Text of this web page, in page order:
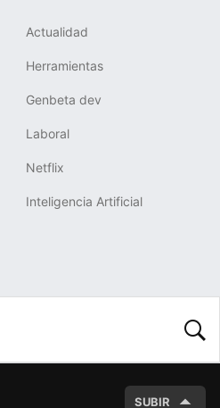
Actualidad
Herramientas
Genbeta dev
Laboral
Netflix
Inteligencia Artificial
SUBIR